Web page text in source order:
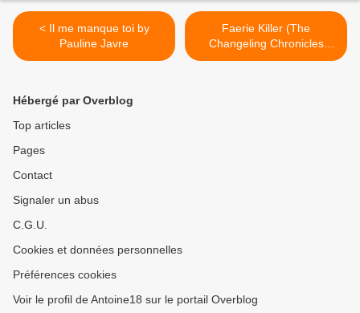
< Il me manque toi by
Pauline Javre
Faerie Killer (The
Changeling Chronicles
#0.5) by Emma L. Adams >
Hébergé par Overblog
Top articles
Pages
Contact
Signaler un abus
C.G.U.
Cookies et données personnelles
Préférences cookies
Voir le profil de Antoine18 sur le portail Overblog